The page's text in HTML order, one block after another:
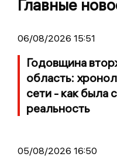
Главные
06/08/2026 15:51
Годовщина
область:
сети - как была
реальность
05/08/2026 16:50